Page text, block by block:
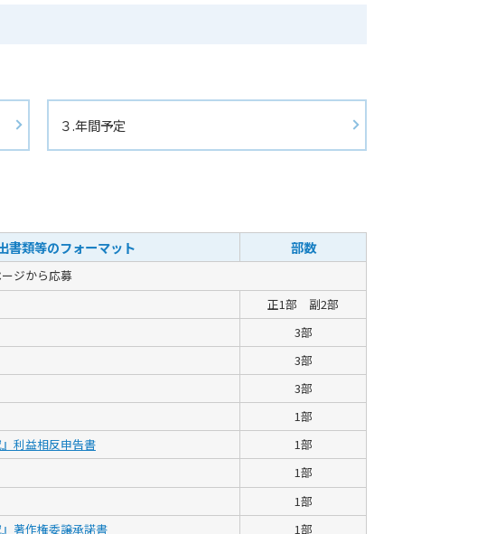
３.年間予定
書類等のフォーマット
部数
ジから応募
正1部 副2部
3部
3部
3部
1部
利益相反申告書
1部
1部
1部
著作権委譲承諾書
1部